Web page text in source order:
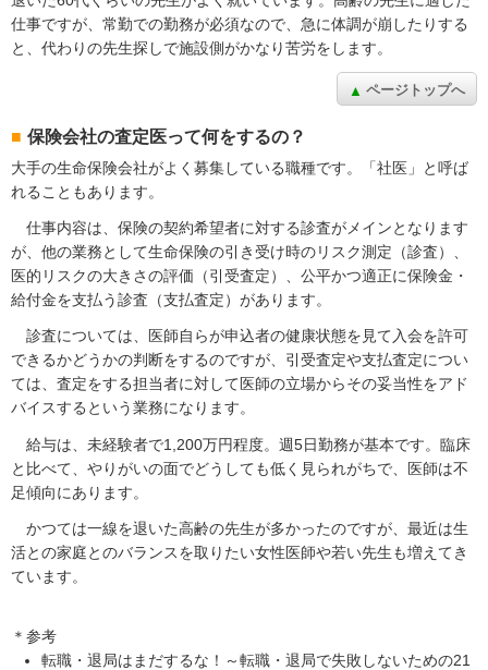
仕事ですが、常勤での勤務が必須なので、急に体調が崩したりする
と、代わりの先生探しで施設側がかなり苦労をします。
ページトップへ
保険会社の査定医って何をするの？
大手の生命保険会社がよく募集している職種です。「社医」と呼ば
れることもあります。
仕事内容は、保険の契約希望者に対する診査がメインとなります
が、他の業務として生命保険の引き受け時のリスク測定（診査）、
医的リスクの大きさの評価（引受査定）、公平かつ適正に保険金・
給付金を支払う診査（支払査定）があります。
診査については、医師自らが申込者の健康状態を見て入会を許可
できるかどうかの判断をするのですが、引受査定や支払査定につい
ては、査定をする担当者に対して医師の立場からその妥当性をアド
バイスするという業務になります。
給与は、未経験者で1,200万円程度。週5日勤務が基本です。臨床
と比べて、やりがいの面でどうしても低く見られがちで、医師は不
足傾向にあります。
かつては一線を退いた高齢の先生が多かったのですが、最近は生
活との家庭とのバランスを取りたい女性医師や若い先生も増えてき
ています。
＊参考
転職・退局はまだするな！～転職・退局で失敗しないための21